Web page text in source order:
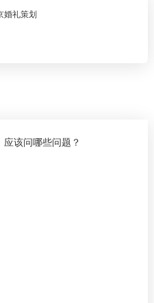
婚礼策划
该问哪些问题？